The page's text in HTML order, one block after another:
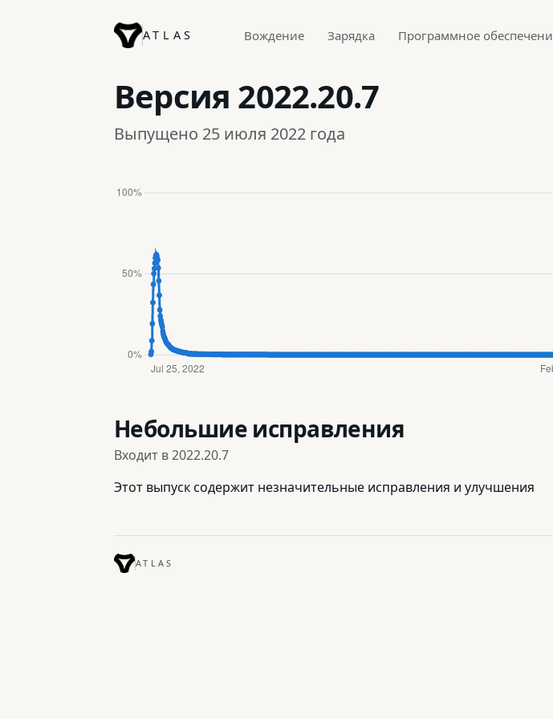
ATLAS Вождение Зарядка Программное
Версия 2022.20.7
Выпущено 25 июля 2022 года
Небольшие исправления
Входит в2022.20.7
Этот выпуск содержит незначительные исправления и улучшения
ATLAS